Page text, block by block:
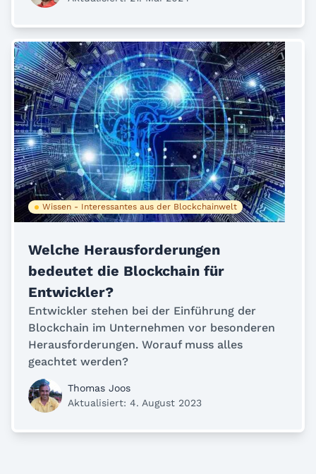
Wissen - Interessantes aus der Blockchainwelt
Welche Herausforderungen
bedeutet die Blockchain für
Entwickler?
Entwickler stehen bei der Einführung der
Blockchain im Unternehmen vor besonderen
Herausforderungen. Worauf muss alles
geachtet werden?
Thomas Joos
Aktualisiert: 4. August 2023